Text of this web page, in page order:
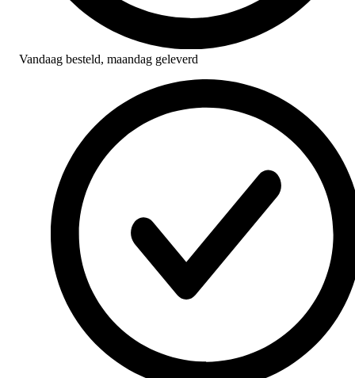
Vandaag besteld, maandag geleverd